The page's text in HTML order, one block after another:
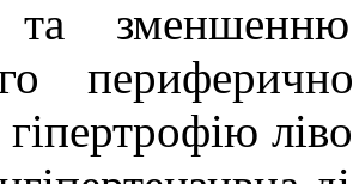
та зменшенню